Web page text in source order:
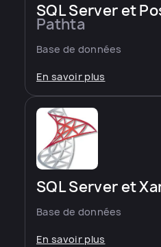
SQL Server et
Pathta
Base de données
En savoir plus
SQL Server et
Base de données
En savoir plus